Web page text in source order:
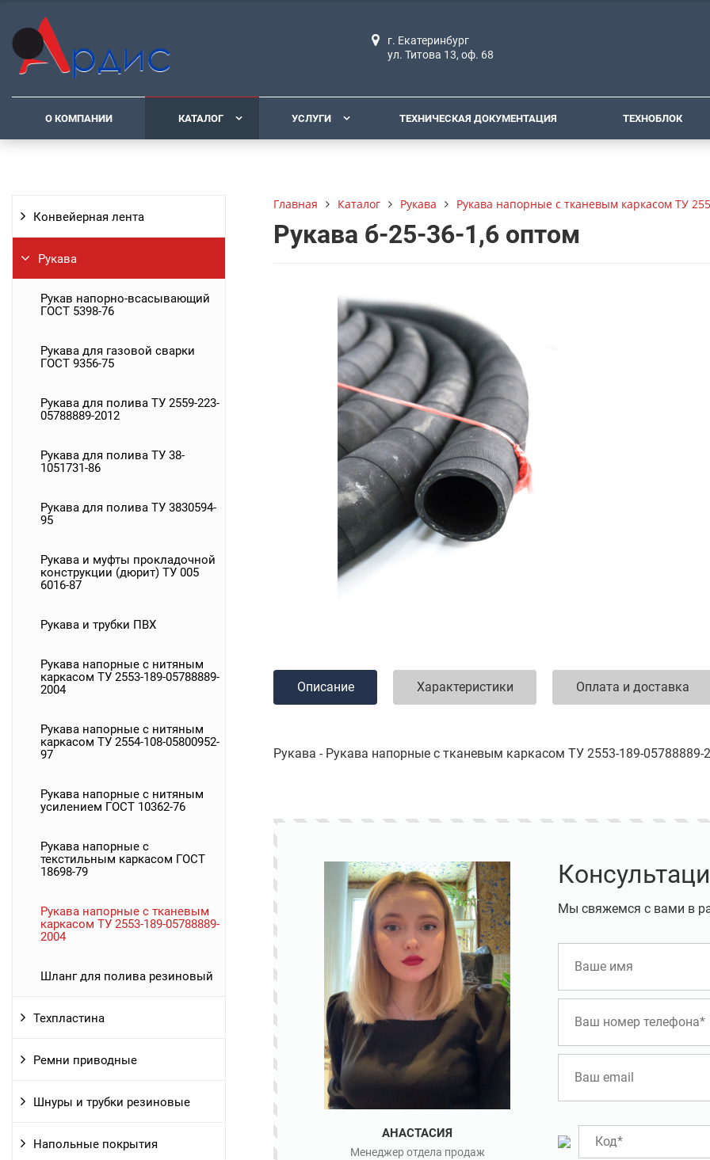
г. Екатеринбург
ул. Титова 13, оф. 68
О КОМПАНИИ КАТАЛОГ УСЛУГИ ТЕХНИЧЕСКАЯ ДОКУМЕНТАЦИЯ ТЕХНОБЛОК
Конвейерная лента
Рукава
Рукав напорно-всасывающий
ГОСТ 5398-76
Рукава для газовой сварки
ГОСТ 9356-75
Рукава для полива ТУ 2559-223-
05788889-2012
Рукава для полива ТУ 38-
1051731-86
Рукава для полива ТУ 3830594-
95
Рукава и муфты прокладочной
конструкции (дюрит) ТУ 005
6016-87
Рукава и трубки ПВХ
Рукава напорные с нитяным
каркасом ТУ 2553-189-05788889-
2004
Рукава напорные с нитяным
каркасом ТУ 2554-108-05800952-
97
Рукава напорные с нитяным
усилением ГОСТ 10362-76
Рукава напорные с
текстильным каркасом ГОСТ
18698-79
Рукава напорные с тканевым
каркасом ТУ 2553-189-05788889-
2004
Шланг для полива резиновый
Техпластина
Ремни приводные
Шнуры и трубки резиновые
Напольные покрытия
Главная Каталог Рукава Рукава напорные с тканевым каркасом ТУ
Рукава б-25-36-1,6 оптом
Описание Характеристики Оплата и доставка
Рукава - Рукава напорные с тканевым каркасом ТУ 2553-189-05788889-
АНАСТАСИЯ
Менеджер отдела продаж
Мы свяжемся с вами в